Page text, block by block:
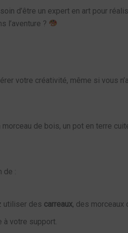
d’être un expert en art pour
l’aventure ?
votre créativité, même si vous
morceau de bois, un pot en terre
de :
utiliser des carreaux, des morceaux
à votre support.